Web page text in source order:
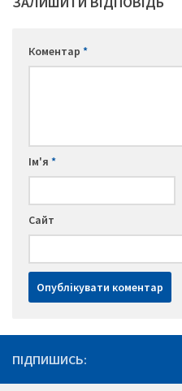
Коментар *
Ім'я *
Сайт
ПІДПИШИСЬ: